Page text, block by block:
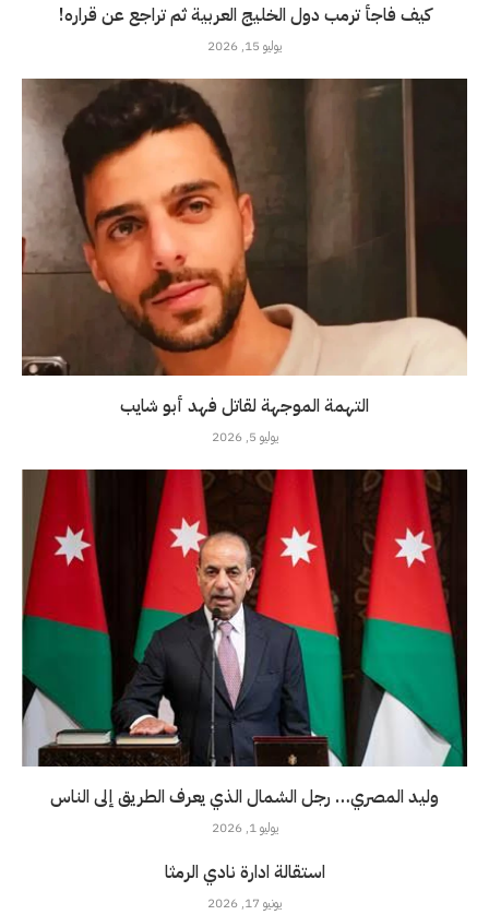
كيف فاجأ ترمب دول الخليج العربية ثم تراجع عن قراره!
يوليو 15, 2026
التهمة الموجهة لقاتل فهد أبو شايب
يوليو 5, 2026
وليد المصري… رجل الشمال الذي يعرف الطريق إلى الناس
يوليو 1, 2026
استقالة ادارة نادي الرمثا
يونيو 17, 2026